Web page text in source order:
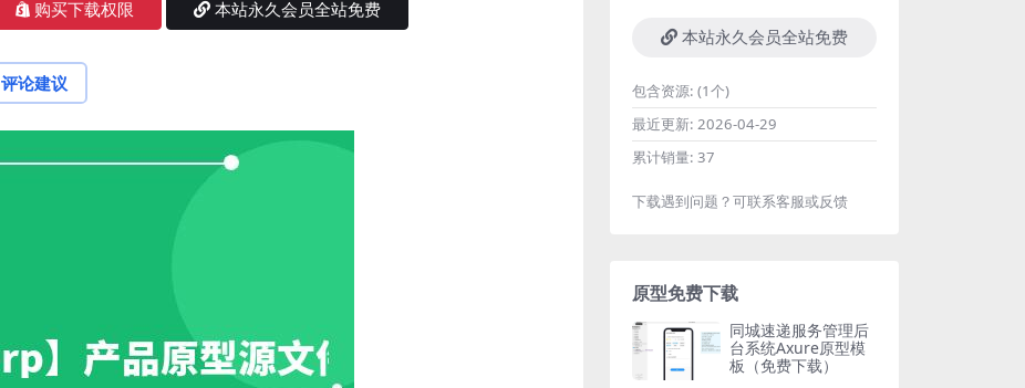
购买下载权限 本站永久会员全站免费
评论建议
本站永久会员全站免费
包含资源: (1个)
最近更新: 2026-04-29
累计销量: 37
下载遇到问题？可联系客服或反馈
原型免费下载
同城速递服务管理后
台系统Axure原型模
板（免费下载）